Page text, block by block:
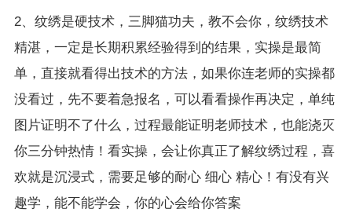
2、纹绣是硬技术，三脚猫功夫，教不会你，纹绣技术
精湛，一定是长期积累经验得到的结果，实操是最简
单，直接就看得出技术的方法，如果你连老师的实操都
没看过，先不要着急报名，可以看看操作再决定，单纯
图片证明不了什么，过程最能证明老师技术，也能浇灭
你三分钟热情！看实操，会让你真正了解纹绣过程，喜
欢就是沉浸式，需要足够的耐心 细心 精心！有没有兴
趣学，能不能学会，你的心会给你答案